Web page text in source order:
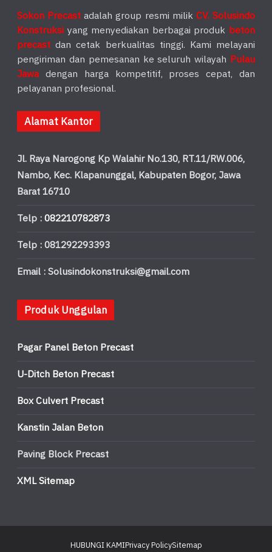
Sokon Precast adalah group resmi milik CV. Solusindo
Konstruksi yang menyediakan berbagai produk beton
precast dan cetak berkualitas tinggi. Kami melayani
pengiriman dan pemesanan ke seluruh wilayah Pulau
Jawadengan harga kompetitif, proses cepat, dan
pelayanan profesional.
Alamat Kantor
Jl. Raya Narogong Kp Walahir No.130, RT.11/RW.006,
Nambo, Kec. Klapanunggal, Kabupaten Bogor, Jawa
Barat 16710
Telp :082210782873
Telp : 081292293393
Email : Solusindokonstruksi@gmail.com
Produk Unggulan
Pagar Panel Beton Precast
U-Ditch Beton Precast
Box Culvert Precast
Kanstin Jalan Beton
Paving Block Precast
XML Sitemap
HUBUNGI KAMIPrivacy PolicySitemap